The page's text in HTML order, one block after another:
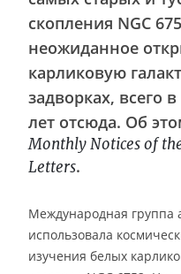
скопления NGC
неожиданное
карликовую
задворках, всего
лет отсюда. Об
Monthly Notices of
Letters.
Международная группа
использовала
изучения белых